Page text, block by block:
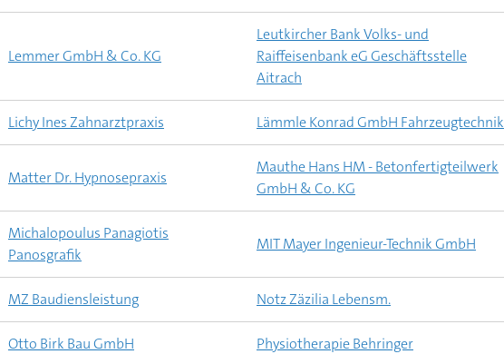
Lemmer GmbH & Co. KG
Leutkircher Bank Volks- und
Raiffeisenbank eG Geschäftsstelle
Aitrach
Lichy Ines Zahnarztpraxis Lämmle Konrad GmbH Fahrzeugtechnik
Matter Dr. Hypnosepraxis
Mauthe Hans HM - Betonfertigteilwerk
GmbH & Co. KG
Michalopoulus Panagiotis
Panosgrafik
MIT Mayer Ingenieur-Technik GmbH
MZ Baudiensleistung Notz Zäzilia Lebensm.
Otto Birk Bau GmbH Physiotherapie Behringer